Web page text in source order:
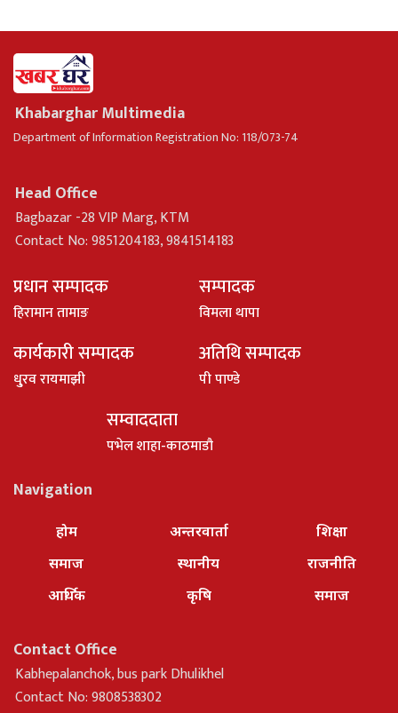
Khabarghar Multimedia
Department of Information Registration No: 118/073-74
Head Office
Bagbazar -28 VIP Marg, KTM
Contact No: 9851204183, 9841514183
प्रधान सम्पादक
हिरामान तामाङ
सम्पादक
विमला थापा
कार्यकारी सम्पादक
धु्रव रायमाझी
अतिथि सम्पादक
पी पाण्डे
सम्वाददाता
पभेल शाहा-काठमाडौ
Navigation
होम
समाज
आर्थिक
अन्तरवार्ता
स्थानीय
कृषि
शिक्षा
राजनीति
समाज
Contact Office
Kabhepalanchok, bus park Dhulikhel
Contact No: 9808538302